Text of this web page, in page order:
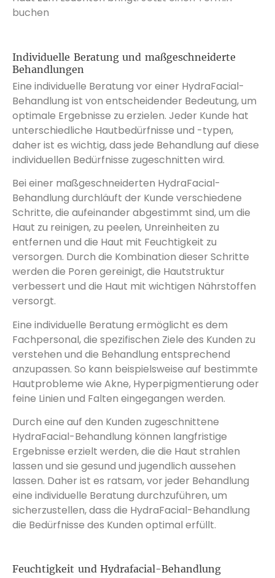
buchen
Individuelle Beratung und maßgeschneiderte
Behandlungen
Eine individuelle Beratung vor einer HydraFacial-
Behandlung ist von entscheidender Bedeutung, um
optimale Ergebnisse zu erzielen. Jeder Kunde hat
unterschiedliche Hautbedürfnisse und -typen,
daher ist es wichtig, dass jede Behandlung auf diese
individuellen Bedürfnisse zugeschnitten wird.
Bei einer maßgeschneiderten HydraFacial-
Behandlung durchläuft der Kunde verschiedene
Schritte, die aufeinander abgestimmt sind, um die
Haut zu reinigen, zu peelen, Unreinheiten zu
entfernen und die Haut mit Feuchtigkeit zu
versorgen. Durch die Kombination dieser Schritte
werden die Poren gereinigt, die Hautstruktur
verbessert und die Haut mit wichtigen Nährstoffen
versorgt.
Eine individuelle Beratung ermöglicht es dem
Fachpersonal, die spezifischen Ziele des Kunden zu
verstehen und die Behandlung entsprechend
anzupassen. So kann beispielsweise auf bestimmte
Hautprobleme wie Akne, Hyperpigmentierung oder
feine Linien und Falten eingegangen werden.
Durch eine auf den Kunden zugeschnittene
HydraFacial-Behandlung können langfristige
Ergebnisse erzielt werden, die die Haut strahlen
lassen und sie gesund und jugendlich aussehen
lassen. Daher ist es ratsam, vor jeder Behandlung
eine individuelle Beratung durchzuführen, um
sicherzustellen, dass die HydraFacial-Behandlung
die Bedürfnisse des Kunden optimal erfüllt.
Feuchtigkeit und Hydrafacial-Behandlung